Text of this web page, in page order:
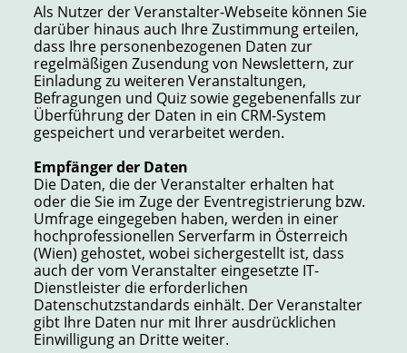
Als Nutzer der Veranstalter-Webseite können Sie
darüber hinaus auch Ihre Zustimmung erteilen,
dass Ihre personenbezogenen Daten zur
regelmäßigen Zusendung von Newslettern, zur
Einladung zu weiteren Veranstaltungen,
Befragungen und Quiz sowie gegebenenfalls zur
Überführung der Daten in ein CRM-System
gespeichert und verarbeitet werden.
Empfänger der Daten
Die Daten, die der Veranstalter erhalten hat
oder die Sie im Zuge der Eventregistrierung bzw.
Umfrage eingegeben haben, werden in einer
hochprofessionellen Serverfarm in Österreich
(Wien) gehostet, wobei sichergestellt ist, dass
auch der vom Veranstalter eingesetzte IT-
Dienstleister die erforderlichen
Datenschutzstandards einhält. Der Veranstalter
gibt Ihre Daten nur mit Ihrer ausdrücklichen
Einwilligung an Dritte weiter.